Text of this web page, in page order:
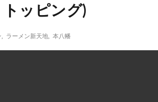
ッピング)
ラーメン新天地 本八幡